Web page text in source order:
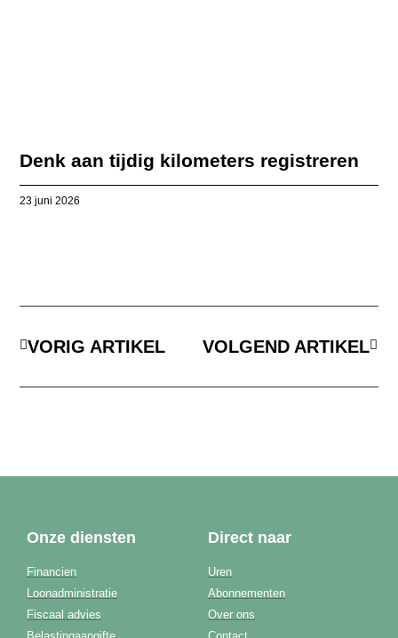
Denk aan tijdig kilometers registreren
23 juni 2026
VORIG ARTIKEL VOLGEND ARTIKEL
Onze diensten
Financien
Loonadministratie
Fiscaal advies
Direct naar
Uren
Abonnementen
Over ons